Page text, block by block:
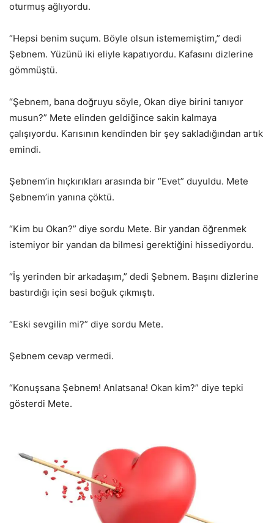
oturmuş ağlıyordu.
“Hepsi benim suçum. Böyle olsun istememiştim,” dedi
Şebnem. Yüzünü iki eliyle kapatıyordu. Kafasını dizlerine
gömmüştü.
“Şebnem, bana doğruyu söyle, Okan diye birini tanıyor
musun?” Mete elinden geldiğince sakin kalmaya
çalışıyordu. Karısının kendinden bir şey sakladığından artık
emindi.
Şebnem’in hıçkırıkları arasında bir “Evet” duyuldu. Mete
Şebnem’in yanına çöktü.
“Kim bu Okan?” diye sordu Mete. Bir yandan öğrenmek
istemiyor bir yandan da bilmesi gerektiğini hissediyordu.
“İş yerinden bir arkadaşım,” dedi Şebnem. Başını dizlerine
bastırdığı için sesi boğuk çıkmıştı.
“Eski sevgilin mi?” diye sordu Mete.
Şebnem cevap vermedi.
“Konuşsana Şebnem! Anlatsana! Okan kim?” diye tepki
gösterdi Mete.